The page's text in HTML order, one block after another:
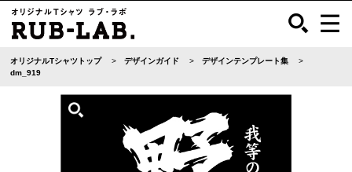
オリジナルTシャツトップ デザインガイド
デザインテンプレート集
dm_919